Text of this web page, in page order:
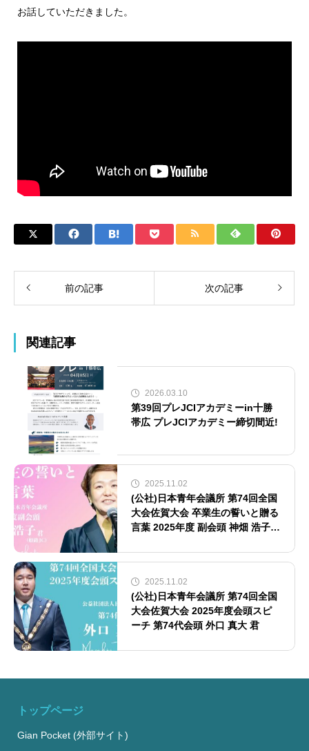
お話していただきました。
前の記事 次の記事
関連記事
2026.03.10
第39回プレJCIアカデミーin十勝
帯広 プレJCIアカデミー締切間近!
2025.11.02
(公社)日本青年会議所 第74回全国
大会佐賀大会 卒業生の誓いと贈る
言葉 2025年度 副会頭 神畑 浩子
2025.11.02
(公社)日本青年会議所 第74回全国
大会佐賀大会 2025年度会頭スピ
ーチ 第74代会頭 外口 真大 君
トップページ
Gian Pocket (外部サイト)